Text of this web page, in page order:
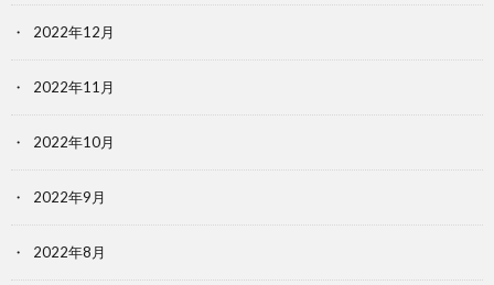
2022年12月
2022年11月
2022年10月
2022年9月
2022年8月